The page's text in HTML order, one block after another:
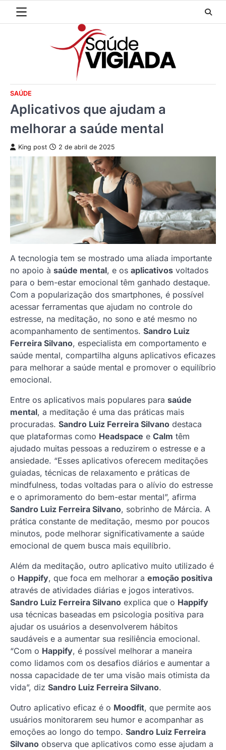
SAÚDE
Aplicativos que ajudam a
melhorar a saúde mental
King post 2 de abril de 2025
A tecnologia tem se mostrado uma aliada importante
no apoio à saúde mental, e os aplicativos voltados
para o bem-estar emocional têm ganhado destaque.
Com a popularização dos smartphones, é possível
acessar ferramentas que ajudam no controle do
estresse, na meditação, no sono e até mesmo no
acompanhamento de sentimentos. Sandro Luiz
Ferreira Silvano, especialista em comportamento e
saúde mental, compartilha alguns aplicativos eficazes
para melhorar a saúde mental e promover o equilíbrio
emocional.
Entre os aplicativos mais populares para saúde
mental, a meditação é uma das práticas mais
procuradas. Sandro Luiz Ferreira Silvano destaca
que plataformas como Headspace e Calm têm
ajudado muitas pessoas a reduzirem o estresse e a
ansiedade. “Esses aplicativos oferecem meditações
guiadas, técnicas de relaxamento e práticas de
mindfulness, todas voltadas para o alívio do estresse
e o aprimoramento do bem-estar mental”, afirma
Sandro Luiz Ferreira Silvano, sobrinho de Márcia. A
prática constante de meditação, mesmo por poucos
minutos, pode melhorar significativamente a saúde
emocional de quem busca mais equilíbrio.
Além da meditação, outro aplicativo muito utilizado é
o Happify, que foca em melhorar a emoção positiva
através de atividades diárias e jogos interativos.
Sandro Luiz Ferreira Silvano explica que o Happify
usa técnicas baseadas em psicologia positiva para
ajudar os usuários a desenvolverem hábitos
saudáveis e a aumentar sua resiliência emocional.
“Com o Happify, é possível melhorar a maneira
como lidamos com os desafios diários e aumentar a
nossa capacidade de ter uma visão mais otimista da
vida”, diz Sandro Luiz Ferreira Silvano.
Outro aplicativo eficaz é o Moodfit, que permite aos
usuários monitorarem seu humor e acompanhar as
emoções ao longo do tempo. Sandro Luiz Ferreira
Silvano observa que aplicativos como esse ajudam a